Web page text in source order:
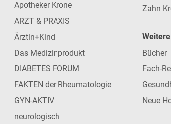
Apotheker Krone
ARZT & PRAXIS
Ärztin+Kind
Das Medizinprodukt
DIABETES FORUM
FAKTEN der Rheumatologie
GYN-AKTIV
neurologisch
Zahn
Weitere
Bücher
Fach-
Neue